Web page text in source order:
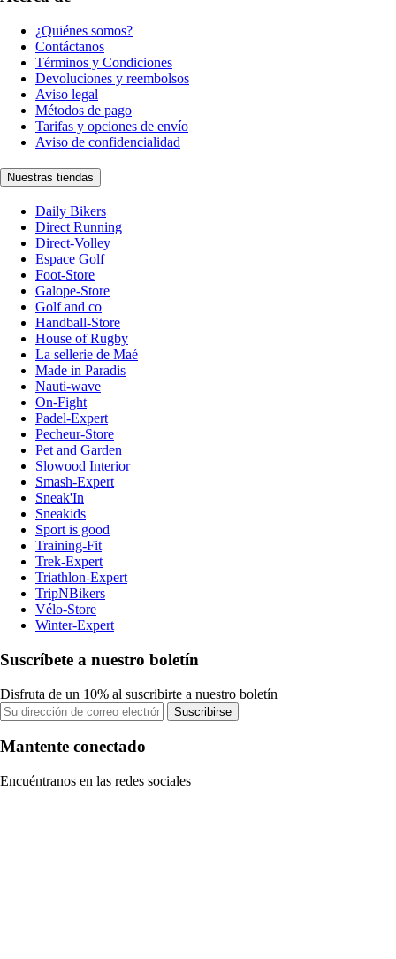
¿Quiénes somos?
Contáctanos
Términos y Condiciones
Devoluciones y reembolsos
Aviso legal
Métodos de pago
Tarifas y opciones de envío
Aviso de confidencialidad
Nuestras tiendas
Daily Bikers
Direct Running
Direct-Volley
Espace Golf
Foot-Store
Galope-Store
Golf and co
Handball-Store
House of Rugby
La sellerie de Maé
Made in Paradis
Nauti-wave
On-Fight
Padel-Expert
Pecheur-Store
Pet and Garden
Slowood Interior
Smash-Expert
Sneak'In
Sneakids
Sport is good
Training-Fit
Trek-Expert
Triathlon-Expert
TripNBikers
Vélo-Store
Winter-Expert
Suscríbete a nuestro boletín
Disfruta de un 10% al suscribirte a nuestro boletín
Suscribirse
Mantente conectado
Encuéntranos en las redes sociales